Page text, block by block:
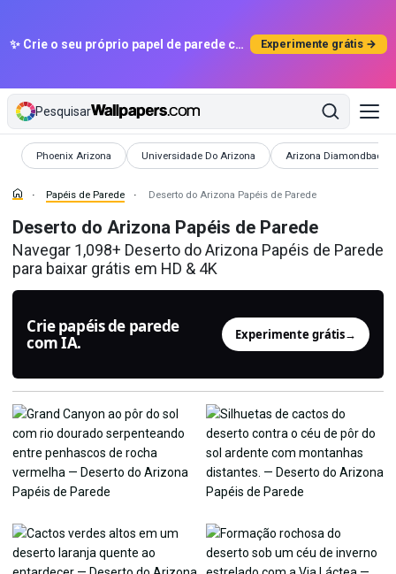
✨ Crie o seu próprio papel de parede com IA Experimente grátis →
Pesquisar
Phoenix Arizona
Papéis de Parede Universidade Do Arizona
Papéis de Parede Arizona Diamondbacks
Papéis de Parede
Papéis de Parede Deserto do Arizona Papéis de Parede
Deserto do Arizona Papéis de Parede
Navegar 1,098+ Deserto do Arizona Papéis de Parede
para baixar grátis em HD & 4K
Crie papéis de parede
com IA.
Experimente grátis→